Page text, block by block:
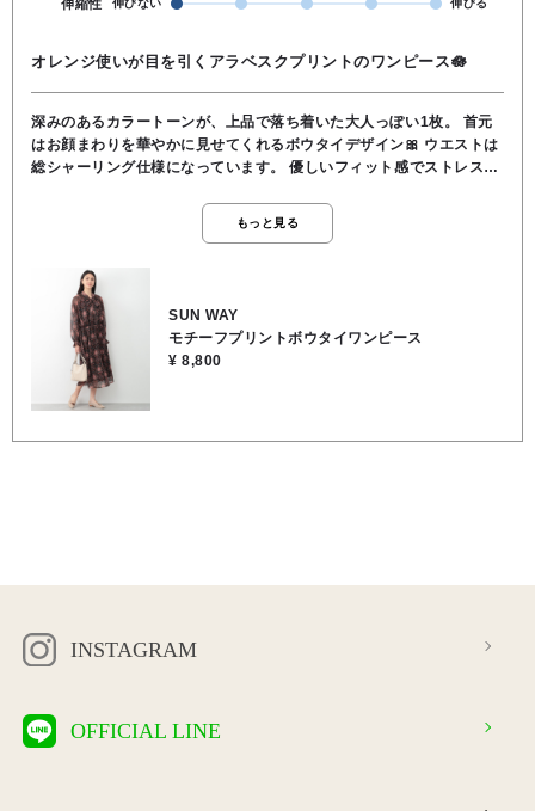
伸縮性 伸びない 伸びる
オレンジ使いが目を引くアラベスクプリントのワンピース🪷
深みのあるカラートーンが、上品で落ち着いた大人っぽい1枚。 ​首元
はお顔まわりを華やかに見せてくれるボウタイデザイン🎀 ウエストは
総シャーリング仕様になっています。 優しいフィット感でストレスフ
ススメです🌿 お袖のみあえて裏地をなくすことで、トレンド感のある
柔らかなシアー感を楽しめるのもポイントです💡 ​素材はさらりとした
事会やご旅行にもオススメです🌈 ヒラリと柔らかに揺れるシルエット
がフェミニンで上品なワンピースです✨️ ご自宅でのお洗濯もOKで
す。 素材 表地／ポリエステル100％ 裏地／ポリエステル
100％
もっと見る
SUN WAY
モチーフプリントボウタイワンピース
¥ 8,800
INSTAGRAM
OFFICIAL LINE